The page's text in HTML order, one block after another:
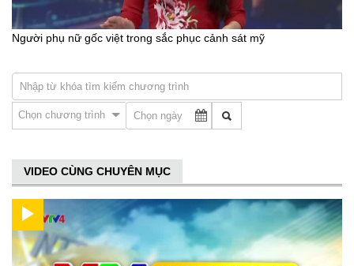
Người phụ nữ gốc việt trong sắc phục cảnh sát mỹ
Chọn chương trình
VIDEO CÙNG CHUYÊN MỤC